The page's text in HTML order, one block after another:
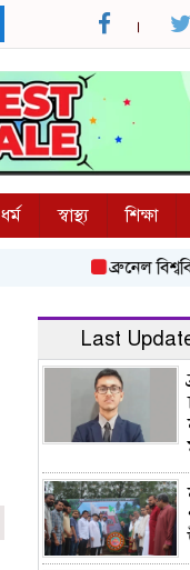
ধর্ম স্বাস্থ্য শিক্ষা
ব্রুনেল
Last